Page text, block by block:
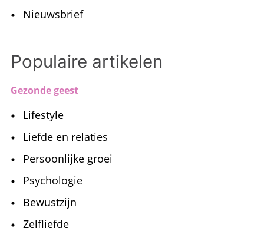
Nieuwsbrief
Populaire artikelen
Gezonde geest
Lifestyle
Liefde en relaties
Persoonlijke groei
Psychologie
Bewustzijn
Zelfliefde